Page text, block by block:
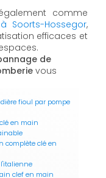
comme
Soorts-Hossegor,
efficaces et
de
vous
fioul par pompe
en main
complète clé en
clef en main